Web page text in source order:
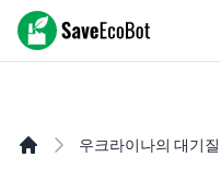
SaveEcoBot
우크라이나의 대기질